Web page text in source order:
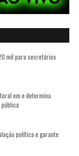
mil para secretários
em e determina
política e garante